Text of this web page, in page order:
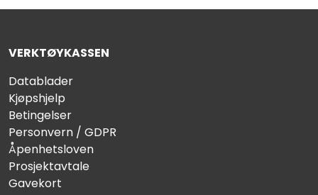
VERKTØYKASSEN
Datablader
Kjøpshjelp
Betingelser
Personvern / GDPR
Åpenhetsloven
Prosjektavtale
Gavekort